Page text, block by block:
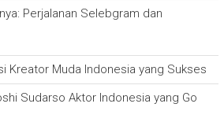
Perjalanan Selebgram dan
Kreator Muda Indonesia yang Sukses
Sudarso Aktor Indonesia yang Go